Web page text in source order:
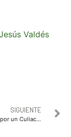
Valdés
SIGUIENTE
Vamos a ganar por un Culiacán de futuro: Jesús Valdés